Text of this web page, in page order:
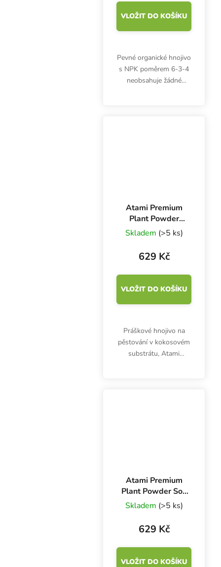
VLOŽIT DO KOŠÍKU
Pevné organické hnojivo
s NPK poměrem 6-3-4
neobsahuje žádné
Atami Premium
Plant Powder
Coco 1 kg,
základní hnojivo
Skladem (>5 ks)
629 Kč
VLOŽIT DO KOŠÍKU
Práškové hnojivo na
pěstování v kokosovém
substrátu, Atami
Atami Premium
Plant Powder Soil
1 kg, základní
hnojivo
Skladem (>5 ks)
629 Kč
VLOŽIT DO KOŠÍKU